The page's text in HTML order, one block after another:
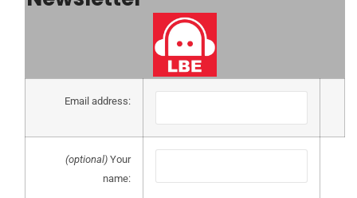
Email address:
(optional) Your
name: